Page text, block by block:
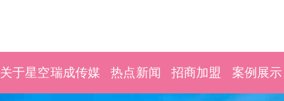
关于星空瑞成传媒 热点新闻 招商加盟 案例展示